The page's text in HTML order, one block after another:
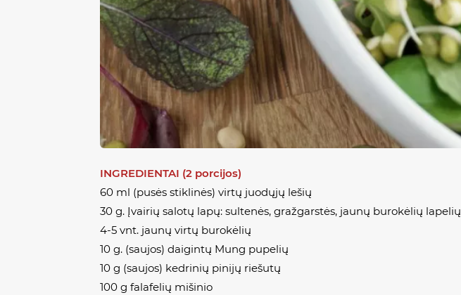
INGREDIENTAI (2 porcijos)
60 ml (pusės stiklinės) virtų juodųjų lešių
30 g. Įvairių salotų lapų: sultenės, gražgarstės, jaunų burokėlių lapelių
4-5 vnt. jaunų virtų burokėlių
10 g. (saujos) daigintų Mung pupelių
10 g (saujos) kedrinių pinijų riešutų
100 g falafelių mišinio